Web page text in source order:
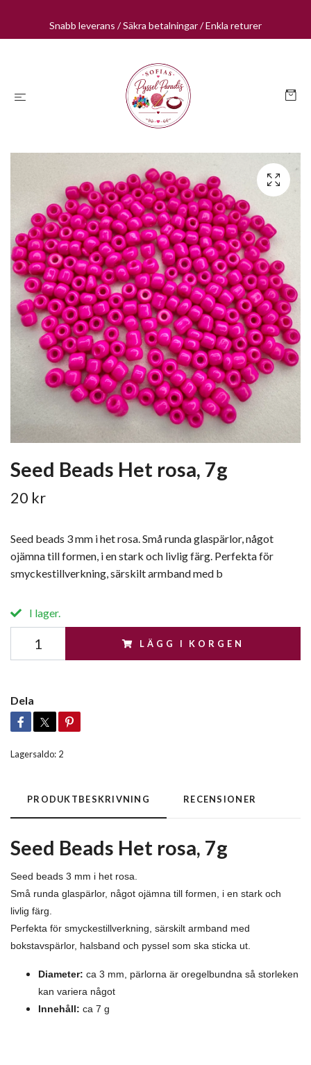
Snabb leverans / Säkra betalningar / Enkla returer
Seed Beads Het rosa, 7g
20 kr
Seed beads 3 mm i het rosa. Små runda glaspärlor, något
ojämna till formen, i en stark och livlig färg. Perfekta för
smyckestillverkning, särskilt armband med b
I lager.
LÄGG I KORGEN
Dela
Lagersaldo: 2
PRODUKTBESKRIVNING RECENSIONER
Seed Beads Het rosa, 7g
Seed beads 3 mm i het rosa.
Små runda glaspärlor, något ojämna till formen, i en stark och
livlig färg.
Perfekta för smyckestillverkning, särskilt armband med
bokstavspärlor, halsband och pyssel som ska sticka ut.
Diameter: ca 3 mm, pärlorna är oregelbundna så storleken
kan variera något
Innehåll: ca 7 g